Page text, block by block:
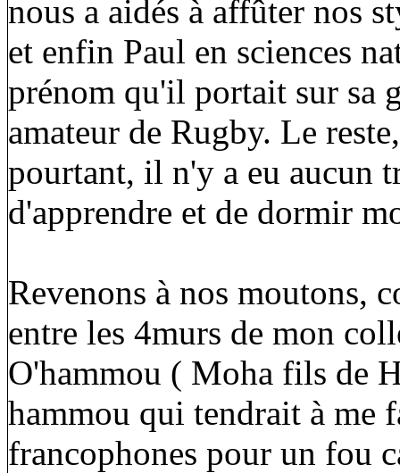
nous a aidés à affûter nos
et enfin Paul en sciences
prénom qu'il portait sur sa
amateur de Rugby. Le
pourtant, il n'y a eu aucun
d'apprendre et de dormir
Revenons à nos moutons,
entre les 4murs de mon
O'hammou ( Moha fils de
hammou qui tendrait à me
francophones pour un fou